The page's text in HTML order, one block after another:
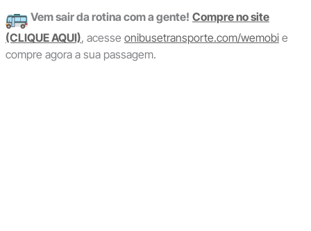
Vem sair da rotina com a gente! Compre no site
(CLIQUE AQUI), acesse onibusetransporte.com/wemobie
compre agora a sua passagem.